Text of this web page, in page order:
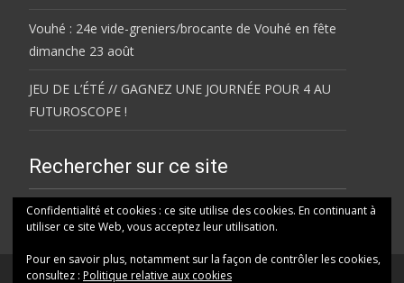
Vouhé : 24e vide-greniers/brocante de Vouhé en fête
dimanche 23 août
JEU DE L’ÉTÉ // GAGNEZ UNE JOURNÉE POUR 4 AU
FUTUROSCOPE !
Rechercher sur ce site
Rechercher
Confidentialité et cookies : ce site utilise des cookies. En continuant à
utiliser ce site Web, vous acceptez leur utilisation.
Pour en savoir plus, notamment sur la façon de contrôler les cookies,
consultez : Politique relative aux cookies